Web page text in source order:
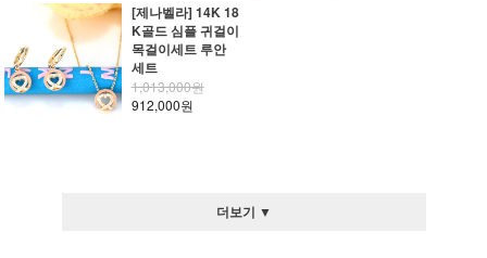
[제나벨라] 14K 18
K골드 심플 귀걸이
목걸이세트 루안
세트
1,013,000원
912,000원
더보기 ▼